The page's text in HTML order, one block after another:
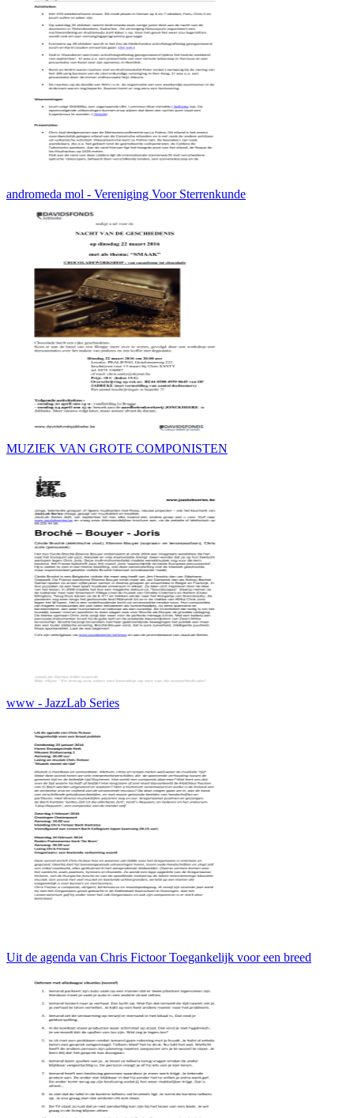
andromeda mol - Vereniging Voor Sterrenkunde
MUZIEK VAN GROTE COMPONISTEN
www - JazzLab Series
Uit de agenda van Chris Fictoor Toegankelijk voor een breed